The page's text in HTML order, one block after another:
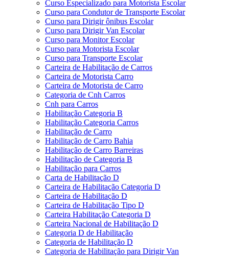
Curso Especializado para Motorista Escolar
Curso para Condutor de Transporte Escolar
Curso para Dirigir ônibus Escolar
Curso para Dirigir Van Escolar
Curso para Monitor Escolar
Curso para Motorista Escolar
Curso para Transporte Escolar
Carteira de Habilitação de Carros
Carteira de Motorista Carro
Carteira de Motorista de Carro
Categoria de Cnh Carros
Cnh para Carros
Habilitação Categoria B
Habilitação Categoria Carros
Habilitação de Carro
Habilitação de Carro Bahia
Habilitação de Carro Barreiras
Habilitação de Categoria B
Habilitação para Carros
Carta de Habilitação D
Carteira de Habilitação Categoria D
Carteira de Habilitação D
Carteira de Habilitação Tipo D
Carteira Habilitação Categoria D
Carteira Nacional de Habilitação D
Categoria D de Habilitação
Categoria de Habilitação D
Categoria de Habilitação para Dirigir Van